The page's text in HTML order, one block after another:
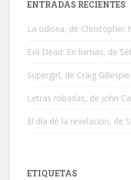
ENTRADAS RECIENTES
La odisea, de Christopher
Evil Dead: En llamas, de
Supergirl, de Craig Gillespie
Letras robadas, de John
El día de la revelación, de
ETIQUETAS